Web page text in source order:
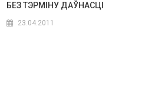
БЕЗ ТЭРМІНУ ДАЎНАСЦІ
23.04.2011